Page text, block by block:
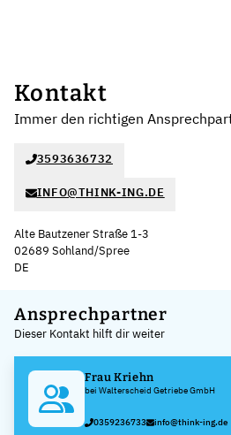
Kontakt
Immer den richtigen
3593636732
INFO@THINK-ING.DE
Alte Bautzener Straße 1-3
02689 Sohland/Spree
DE
+
−
Ansprechpartner
Dieser Kontakt hilft dir weiter
Frau Kriehn
bei Walterscheid Getriebe GmbH
0359236733 info@think-ing.de